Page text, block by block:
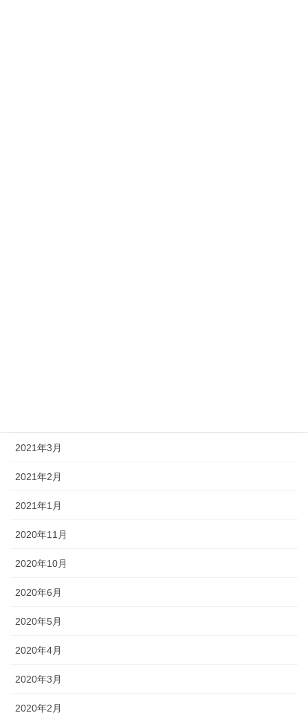
2021年3月
2021年2月
2021年1月
2020年11月
2020年10月
2020年6月
2020年5月
2020年4月
2020年3月
2020年2月